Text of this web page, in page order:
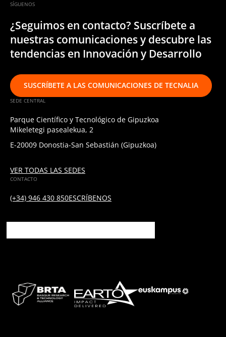
SÍGUENOS
¿Seguimos en contacto? Suscríbete a
nuestras comunicaciones y descubre las
tendencias en Innovación y Desarrollo
SUSCRÍBETE A LAS COMUNICACIONES DE TECNALIA
SEDE CENTRAL
Parque Científico y Tecnológico de Gipuzkoa
Mikeletegi pasealekua, 2
E-20009 Donostia-San Sebastián (Gipuzkoa)
VER TODAS LAS SEDES
CONTACTO
(+34) 946 430 850ESCRÍBENOS